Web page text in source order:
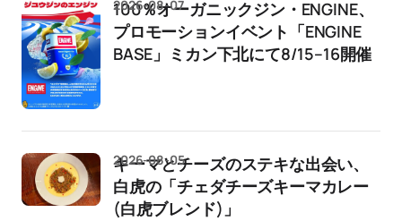
100％オーガニックジン・ENGINE、
プロモーションイベント「ENGINE
BASE」ミカン下北にて8/15–16開催
2026-08-07
キーマとチーズのステキな出会い、
白虎の「チェダチーズキーマカレー
(白虎ブレンド)」
2026-08-05